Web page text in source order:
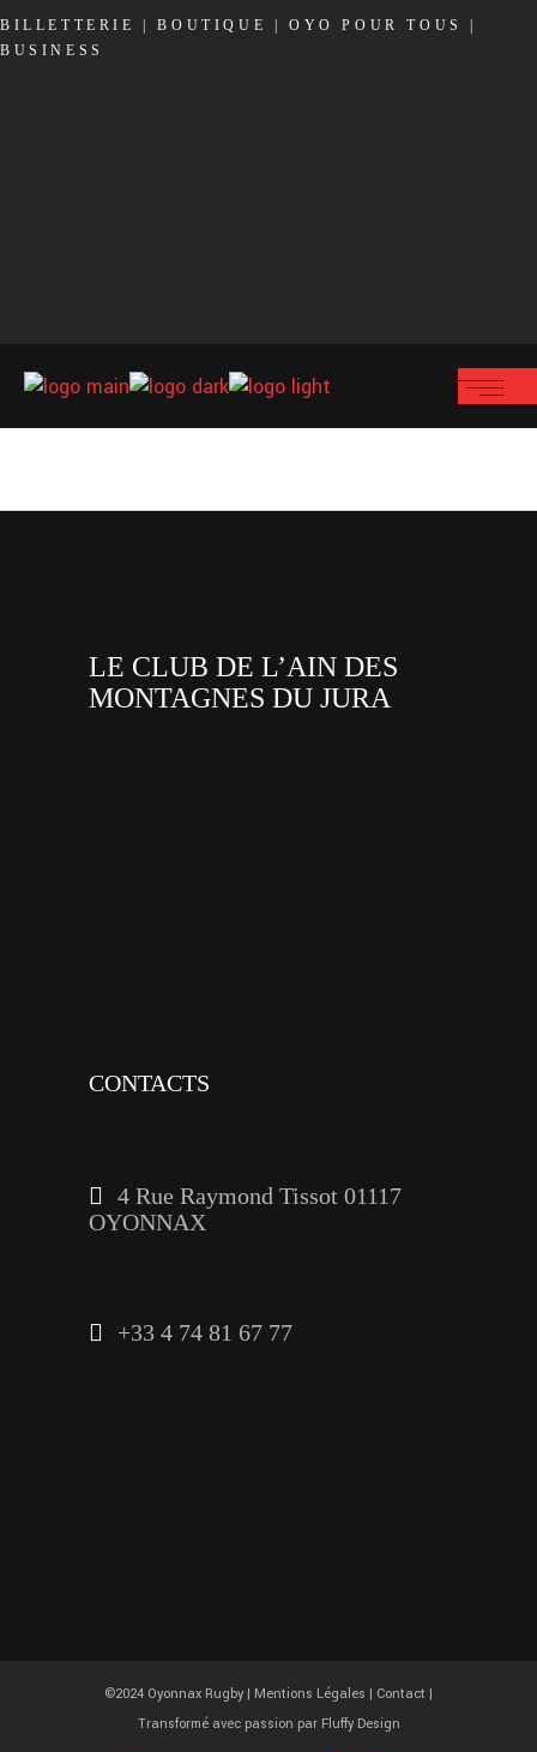
BILLETTERIE |BOUTIQUE |OYO POUR TOUS
BUSINESS
LE CLUB DE L’AIN DES
MONTAGNES DU JURA
CONTACTS
4 Rue Raymond Tissot 01117
OYONNAX
+33 4 74 81 67 77
©2024 Oyonnax Rugby | Mentions Légales | Contact |
Transformé avec passion par Fluffy Design